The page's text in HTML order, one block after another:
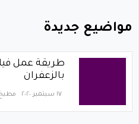
مواضيع جديدة
طريقة عمل
بالزعفران
١٧ سبتمبر ٢٠٢٠